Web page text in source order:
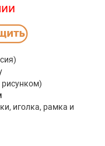
иголка, рамка и